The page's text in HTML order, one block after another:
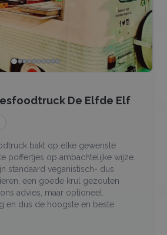
De Elfde Elf
bakt op elke gewenste
poffertjes op ambachtelijke wijze.
standaard veganistisch- dus
een goede krul gezouten
advies, maar optioneel.
en dus de hoogste en beste